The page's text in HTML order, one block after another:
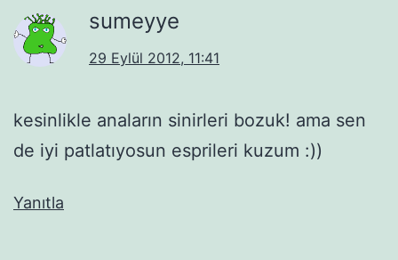
sumeyye
29 Eylül 2012, 11:41
kesinlikle anaların sinirleri bozuk! ama sen
de iyi patlatıyosun esprileri kuzum :))
Yanıtla